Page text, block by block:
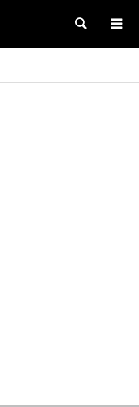
検索